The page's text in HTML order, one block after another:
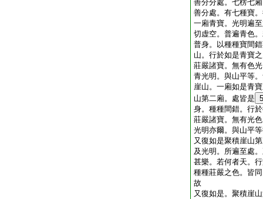
善分分處。七楞七
善分處。有七種寶
一廂青寶。光明遍
切虚空。普遍青色
普身。以種種寶間
山。行於如是青寶
莊嚴諸寶。無有色
青光明。與山平等
崖山。一廂如是青
山第二廂。處皆是 5
身。種種間錯。行
莊嚴諸寶。無有光
光明亦爾。與山平
又復如是聚積崖山
及光明。所遍至處
甚樂。若何者天。
種種莊嚴之色。皆
故
又復如是。聚積崖